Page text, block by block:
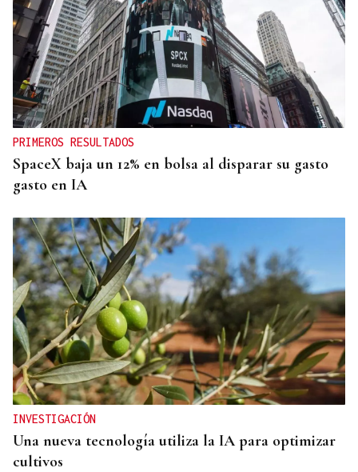
PRIMEROS RESULTADOS
SpaceX baja un 12% en bolsa al disparar su gasto
gasto en IA
INVESTIGACIÓN
Una nueva tecnología utiliza la IA para optimizar
cultivos